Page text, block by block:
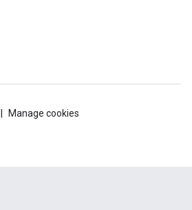
Manage cookies